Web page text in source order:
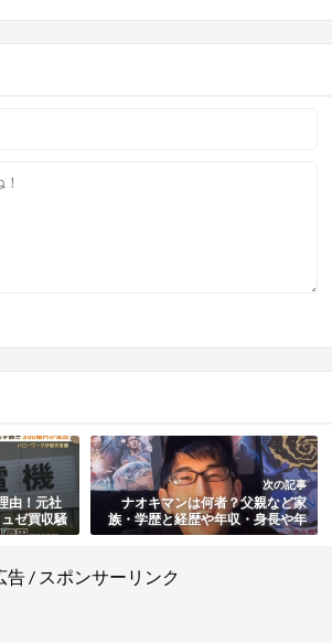
由！元社
ゼ買収騒
因・社員
次の記事
ナオキマンは何者？父親など家
族・学歴と経歴や年収・身長や年
齢・彼女や結婚・トランプ大統領
告 / スポンサーリンク